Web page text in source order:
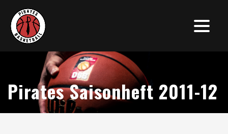
Pirates Saisonheft 2011-12